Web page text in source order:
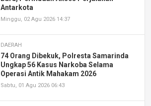
Antarkota
Minggu, 02 Agu 2026 14:37
DAERAH
74 Orang Dibekuk, Polresta Samarinda
Ungkap 56 Kasus Narkoba Selama
Operasi Antik Mahakam 2026
Sabtu, 01 Agu 2026 06:43